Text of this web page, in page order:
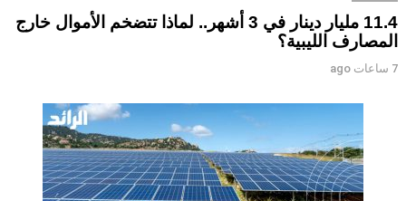
11.4 مليار دينار في 3 أشهر.. لماذا تتضخم الأموال خارج
المصارف الليبية؟
7 ساعات ago